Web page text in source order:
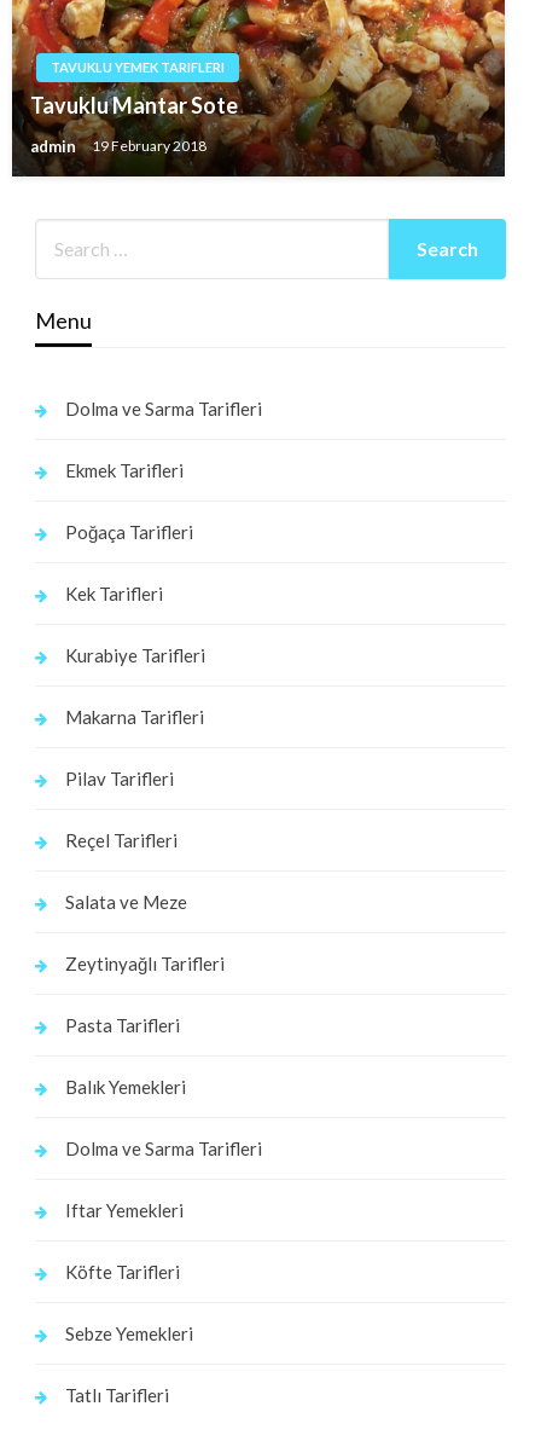
TAVUKLU YEMEK TARIFLERI
Tavuklu Mantar Sote
admin 19 February 2018
Menu
Dolma ve Sarma Tarifleri
Ekmek Tarifleri
Poğaça Tarifleri
Kek Tarifleri
Kurabiye Tarifleri
Makarna Tarifleri
Pilav Tarifleri
Reçel Tarifleri
Salata ve Meze
Zeytinyağlı Tarifleri
Pasta Tarifleri
Balık Yemekleri
Dolma ve Sarma Tarifleri
Iftar Yemekleri
Köfte Tarifleri
Sebze Yemekleri
Tatlı Tarifleri